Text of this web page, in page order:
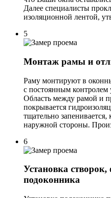
Далее специалисты
изоляционной лентой,
5
Монтаж рамы и
Раму монтируют в
с постоянным контролем
Область между рамой и
покрывается
тщательно
наружной стороны.
6
Установка
подоконника